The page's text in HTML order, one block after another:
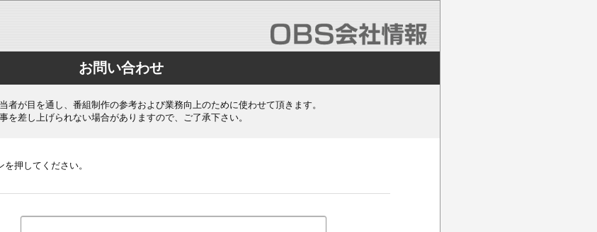
お問い合わせ
者が目を通し、番組制作の参考および業務向上のために使わせて頂きます。
を差し上げられない場合がありますので、ご了承下さい。
押してください。